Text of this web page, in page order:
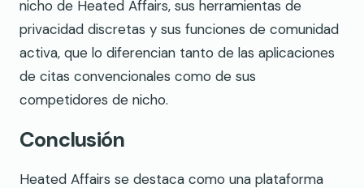
nicho de Heated Affairs, sus herramientas de
privacidad discretas y sus funciones de comunidad
activa, que lo diferencian tanto de las aplicaciones
de citas convencionales como de sus
competidores de nicho.
Conclusión
Heated Affairs se destaca como una plataforma